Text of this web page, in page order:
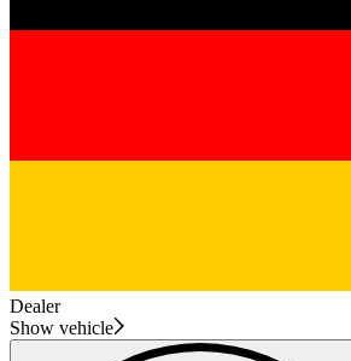
Dealer
Show vehicle